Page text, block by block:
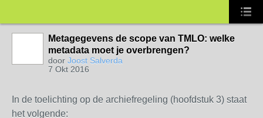
Metagegevens de scope van TMLO: welke
metadata moet je overbrengen?
door Joost Salverda
7 Okt 2016
In de toelichting op de archiefregeling (hoofdstuk 3) staat
het volgende: